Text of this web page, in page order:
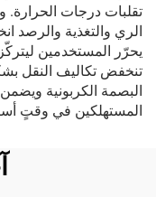
تقلبات درجات الحرارة.
الري والتغذية والرصد
يحرّر المستخدمين
تنخفض تكاليف النقل
البصمة الكربونية
المستهلكين في وقتٍ